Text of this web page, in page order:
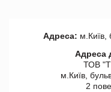
Адреса: м.Київ,
Адреса
ТОВ
м.Київ,
2